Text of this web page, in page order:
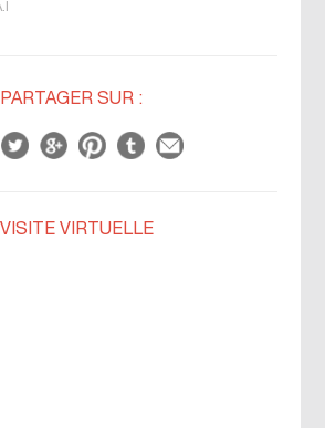
PARTAGER SUR :
VISITE VIRTUELLE